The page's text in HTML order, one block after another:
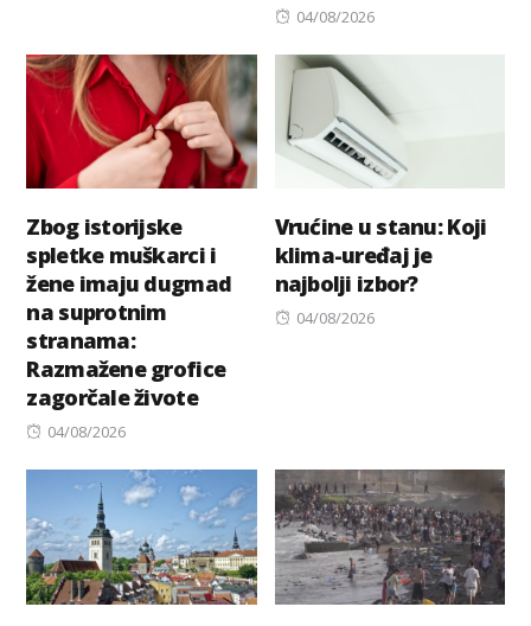
Posted
04/08/2026
Zbog istorijske
spletke muškarci i
žene imaju dugmad
na suprotnim
stranama:
Razmažene grofice
zagorčale živote
Posted
04/08/2026
Vrućine u stanu: Koji
klima-uređaj je
najbolji izbor?
Posted
04/08/2026